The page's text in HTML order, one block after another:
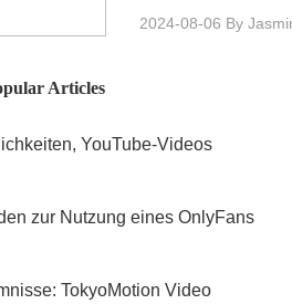
ist eine einfache
erfolgreiche
2024-08-06 By
Articles
YouTube-Videos
zur Nutzung eines OnlyFans
TokyoMotion Video